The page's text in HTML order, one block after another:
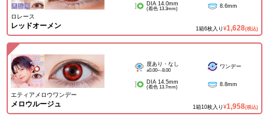
ロレース
レッドオーメン
DIA 14.0mm
(着色 13.3mm) 8.6mm
1箱6枚入り ¥1,628(税込)
エティアメロウワンデー
メロウルージュ
度あり・なし
±0.00~-8.00
ワンデー
DIA 14.5mm
(着色 13.7mm) 8.8mm
1箱10枚入り ¥1,958(税込)